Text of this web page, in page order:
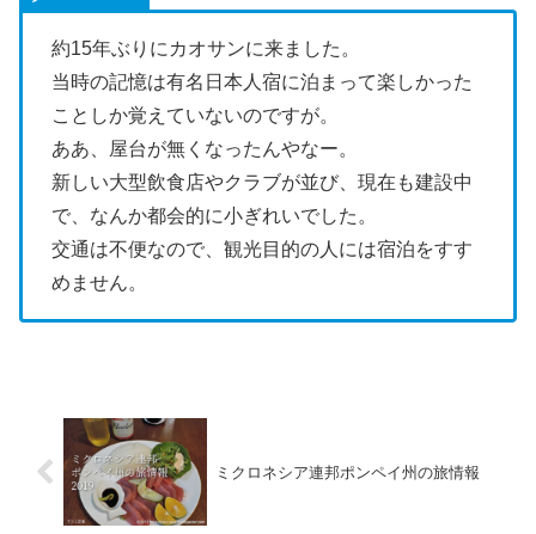
約15年ぶりにカオサンに来ました。
当時の記憶は有名日本人宿に泊まって楽しかった
ことしか覚えていないのですが。
ああ、屋台が無くなったんやなー。
新しい大型飲食店やクラブが並び、現在も建設中
で、なんか都会的に小ぎれいでした。
交通は不便なので、観光目的の人には宿泊をすす
めません。
ミクロネシア連邦ポンペイ州の旅情報